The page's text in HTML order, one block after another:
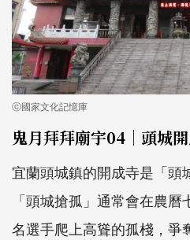
ⓒ國家文化記憶庫
鬼月拜拜廟宇04｜頭城
宜蘭頭城鎮的開成寺是「頭
「頭城搶孤」通常會在農
名選手爬上高聳的孤棧，爭